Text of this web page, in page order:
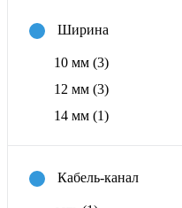
Ширина
10 мм (3)
12 мм (3)
14 мм (1)
Кабель-канал